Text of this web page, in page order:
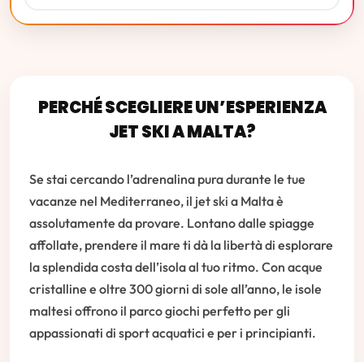
PERCHÉ SCEGLIERE UN’ESPERIENZA
JET SKI A MALTA?
Se stai cercando l’adrenalina pura durante le tue
vacanze nel Mediterraneo, il jet ski a Malta è
assolutamente da provare. Lontano dalle spiagge
affollate, prendere il mare ti dà la libertà di esplorare
la splendida costa dell’isola al tuo ritmo. Con acque
cristalline e oltre 300 giorni di sole all’anno, le isole
maltesi offrono il parco giochi perfetto per gli
appassionati di sport acquatici e per i principianti.